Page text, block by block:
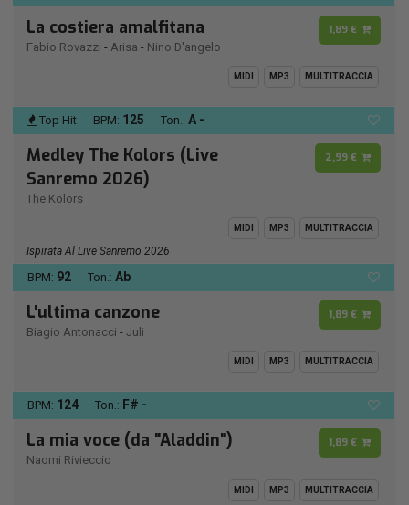
La costiera amalfitana
Fabio Rovazzi - Arisa - Nino D'angelo
1,89 €
MIDI MP3 MULTITRACCIA
Top Hit BPM: 125 Ton.: A -
Medley The Kolors (Live
Sanremo 2026)
The Kolors
2,99 €
MIDI MP3 MULTITRACCIA
Ispirata Al Live Sanremo 2026
BPM: 92 Ton.: Ab
L'ultima canzone
Biagio Antonacci - Juli
1,89 €
MIDI MP3 MULTITRACCIA
BPM: 124 Ton.: F# -
La mia voce (da "Aladdin")
Naomi Rivieccio
1,89 €
MIDI MP3 MULTITRACCIA